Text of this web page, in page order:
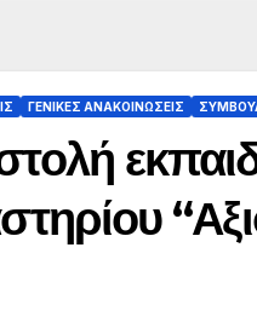
ΓΕΝΙΚΈΣ ΑΝΑΚΟΙΝΏΣΕΙΣ